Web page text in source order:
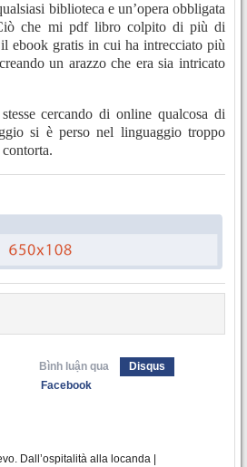
biblioteca e un’opera obbligata
che mi pdf libro colpito di più di
ebook gratis in cui ha intrecciato più
un arazzo che era sia intricato
cercando di online qualcosa di
si è perso nel linguaggio troppo
Bình luận qua
Disqus
Facebook
Dall’ospitalità alla locanda |